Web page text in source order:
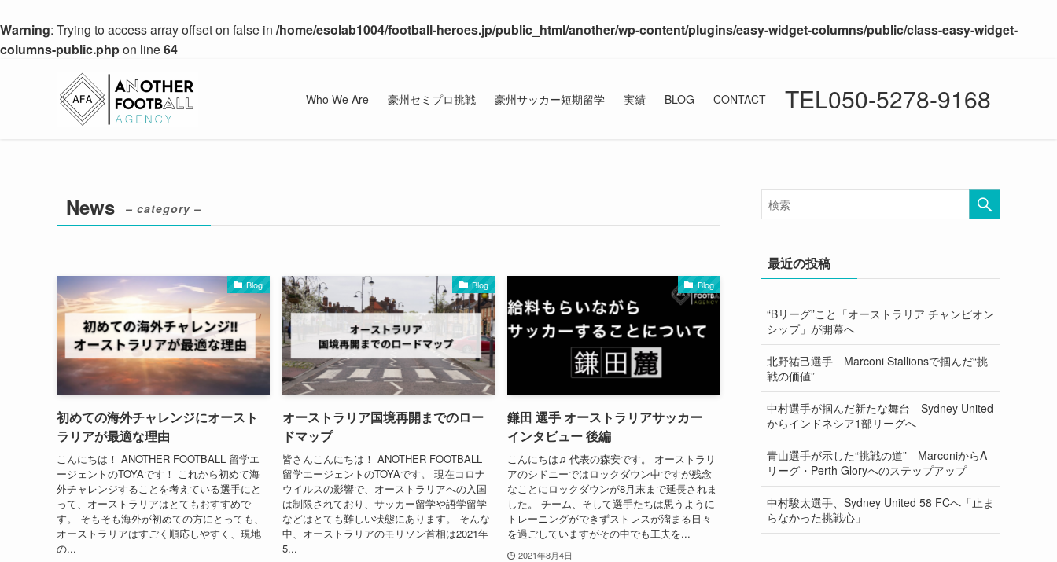
Warning: Trying to access array offset on false in /home/esolab1004/football-heroes.jp/public_html/another/wp-content/plugins/easy-widget-columns/public/class-easy-widget-
columns-public.phpon line64
Who We Are 豪州セミプロ挑戦 豪州サッカー短期留学 実績 BLOG CONTACT TEL050-5278-9168
News – category –
Blog
初めての海外チャレンジにオースト
ラリアが最適な理由
こんにちは！ ANOTHER FOOTBALL 留学エ
ージェントのTOYAです！ これから初めて海
外チャレンジすることを考えている選手にと
って、オーストラリアはとてもおすすめで
す。 そもそも海外が初めての方にとっても、
オーストラリアはすごく順応しやすく、現地
の...
Blog
オーストラリア国境再開までのロー
ドマップ
皆さんこんにちは！ ANOTHER FOOTBALL
留学エージェントのTOYAです。 現在コロナ
ウイルスの影響で、オーストラリアへの入国
は制限されており、サッカー留学や語学留学
などはとても難しい状態にあります。 そんな
中、オーストラリアのモリソン首相は2021年
5...
Blog
鎌田 選手 オーストラリアサッカー
インタビュー 後編
こんにちは♫ 代表の森安です。 オーストラリ
アのシドニーではロックダウン中ですが残念
なことにロックダウンが8月末まで延長されま
した。 チーム、そして選手たちは思うように
トレーニングができずストレスが溜まる日々
を過ごしていますがその中でも工夫を...
2021年8月4日
最近の投稿
“Bリーグ”こと「オーストラリア チャンピオン
シップ」が開幕へ
北野祐己選手 Marconi Stallionsで掴んだ“挑
戦の価値”
中村選手が掴んだ新たな舞台 Sydney United
からインドネシア1部リーグへ
青山選手が示した“挑戦の道” MarconiからA
リーグ・Perth Gloryへのステップアップ
中村駿太選手、Sydney United 58 FCへ「止ま
らなかった挑戦心」